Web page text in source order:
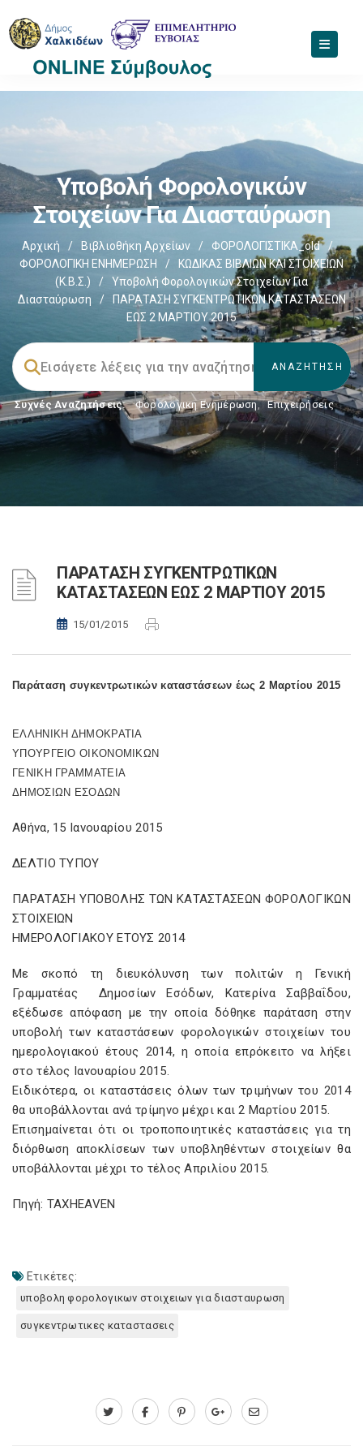
Υποβολή Φορολογικών
Στοιχείων Για Διασταύρωση
Αρχική / Βιβλιοθήκη Αρχείων / ΦΟΡΟΛΟΓΙΣΤΙΚΑ_old
/
ΦΟΡΟΛΟΓΙΚΗ ΕΝΗΜΕΡΩΣΗ
/
ΚΩΔΙΚΑΣ ΒΙΒΛΙΩΝ ΚΑΙ ΣΤΟΙΧΕΙΩΝ
(Κ.Β.Σ.)
/
Υποβολή Φορολογικών Στοιχείων Για
Διασταύρωση
/
ΠΑΡΑΤΑΣΗ ΣΥΓΚΕΝΤΡΩΤΙΚΩΝ ΚΑΤΑΣΤΑΣΕΩΝ
ΕΩΣ 2 ΜΑΡΤΙΟΥ 2015
Συχνές Αναζητήσεις: Φορολογικη Ενημέρωση, Επιχειρήσεις
ΠΑΡΑΤΑΣΗ ΣΥΓΚΕΝΤΡΩΤΙΚΩΝ
ΚΑΤΑΣΤΑΣΕΩΝ ΕΩΣ 2 ΜΑΡΤΙΟΥ 2015
15/01/2015
Παράταση συγκεντρωτικών καταστάσεων έως 2 Μαρτίου 2015
ΕΛΛΗΝΙΚΗ ΔΗΜΟΚΡΑΤΙΑ
ΥΠΟΥΡΓΕΙΟ ΟΙΚΟΝΟΜΙΚΩΝ
ΓΕΝΙΚΗ ΓΡΑΜΜΑΤΕΙΑ
ΔΗΜΟΣΙΩΝ ΕΣΟΔΩΝ
Αθήνα, 15 Ιανουαρίου 2015
ΔΕΛΤΙΟ ΤΥΠΟΥ
ΠΑΡΑΤΑΣΗ ΥΠΟΒΟΛΗΣ ΤΩΝ ΚΑΤΑΣΤΑΣΕΩΝ ΦΟΡΟΛΟΓΙΚΩΝ
ΣΤΟΙΧΕΙΩΝ
ΗΜΕΡΟΛΟΓΙΑΚΟΥ ΕΤΟΥΣ 2014
Με σκοπό τη διευκόλυνση των πολιτών η Γενική
Γραμματέας Δημοσίων Εσόδων, Κατερίνα Σαββαΐδου,
εξέδωσε απόφαση με την οποία δόθηκε παράταση στην
υποβολή των καταστάσεων φορολογικών στοιχείων του
ημερολογιακού έτους 2014, η οποία επρόκειτο να λήξει
στο τέλος Ιανουαρίου 2015.
Ειδικότερα, οι καταστάσεις όλων των τριμήνων του 2014
θα υποβάλλονται ανά τρίμηνο μέχρι και 2 Μαρτίου 2015.
Επισημαίνεται ότι οι τροποποιητικές καταστάσεις για τη
διόρθωση αποκλίσεων των υποβληθέντων στοιχείων θα
υποβάλλονται μέχρι το τέλος Απριλίου 2015.
Πηγή: TAXHEAVEN
Ετικέτες:
υποβολη φορολογικων στοιχειων για διασταυρωση
συγκεντρωτικες καταστασεις